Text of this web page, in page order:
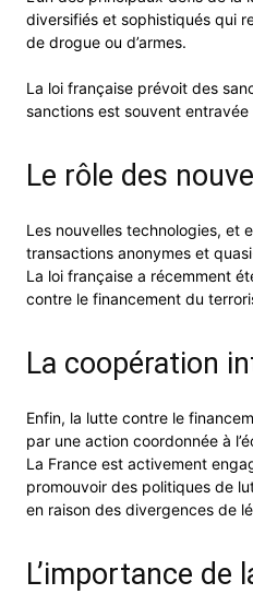
diversifiés et sophistiqués qui
de drogue ou d’armes.
La loi française prévoit des
sanctions est souvent
Le rôle des
Les nouvelles technologies, et
transactions anonymes et
La loi française a récemment
contre le financement du
La coopération
Enfin, la lutte contre le
par une action coordonnée à
La France est activement
promouvoir des politiques de
en raison des divergences de
L’importance de